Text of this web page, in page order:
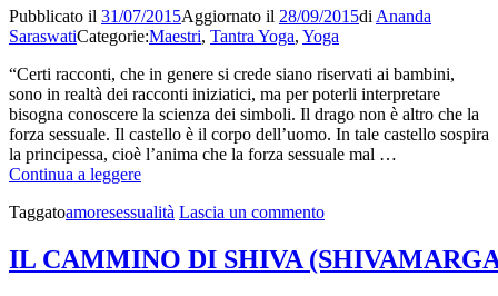
Pubblicato il 31/07/2015Aggiornato il 28/09/2015di Ananda
SaraswatiCategorie:Maestri, Tantra Yoga, Yoga
“Certi racconti, che in genere si crede siano riservati ai bambini,
sono in realtà dei racconti iniziatici, ma per poterli interpretare
bisogna conoscere la scienza dei simboli. Il drago non è altro che la
forza sessuale. Il castello è il corpo dell’uomo. In tale castello sospira
la principessa, cioè l’anima che la forza sessuale mal …
Continua a leggereAivanhov
sessualità
Taggatoamoresessualità Lascia un commentosu
sulla
sessualità
IL CAMMINO DI SHIVA